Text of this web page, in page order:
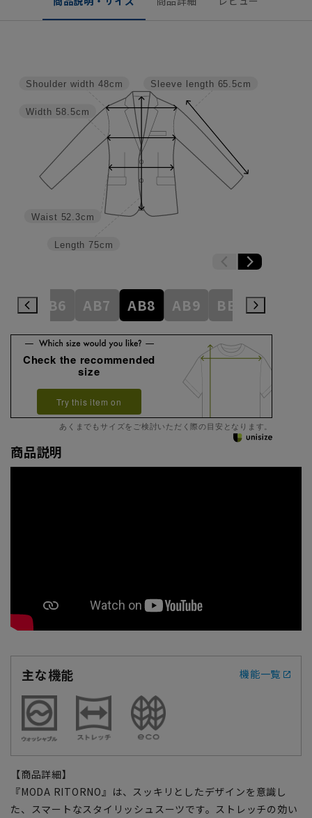
Sleeve length 65.5cm
Length 75cm
Waist 52.3cm
Width 58.5cm
Shoulder width 48cm
AB6 AB7 AB8 AB9 BE3 BE4
Check the recommended
size
Try this item on
あくまでもサイズをご検討いただく際の目安となります。
商品説明
主な機能 機能一覧
【商品詳細】
『MODA RITORNO』は、スッキリとしたデザインを意識し
た、スマートなスタイリッシュスーツです。ストレッチの効い